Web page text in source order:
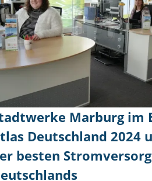
Marburg im
Deutschland 2024
besten